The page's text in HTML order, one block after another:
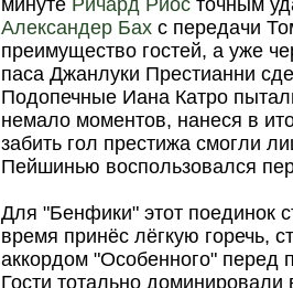
минуте Ричард Риос точным
Александер Бах с передачи
преимущество гостей, а уже
паса Джанлуки Престианни
Подопечные Иана Катро
немало моментов, нанеся в
забить гол престижа смогли
Пейшинью воспользовался
Для "Бенфики" этот поединок
время принёс лёгкую горечь,
аккордом "Особенного" перед
Гости тотально доминировали